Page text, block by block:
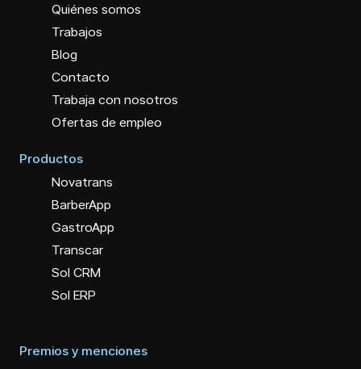
Quiénes somos
Trabajos
Blog
Contacto
Trabaja con nosotros
Ofertas de empleo
Productos
Novatrans
BarberApp
GastroApp
Transcar
Sol CRM
Sol ERP
Premios y menciones